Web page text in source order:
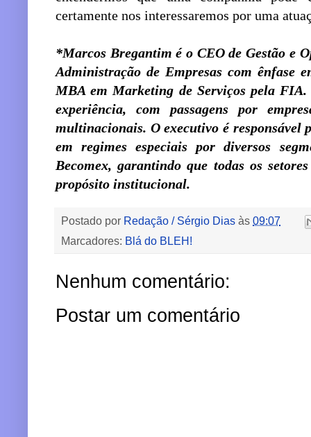
certamente nos interessaremos por uma
*Marcos Bregantim é o CEO de Gestão e
Administração de Empresas com ênfase
MBA em Marketing de Serviços pela
experiência, com passagens por
multinacionais. O executivo é responsável
em regimes especiais por diversos
Becomex, garantindo que todas os
propósito institucional.
Postado por Redação / Sérgio Dias às 09:07
Marcadores: Blá do BLEH!
Nenhum comentário:
Postar um comentário